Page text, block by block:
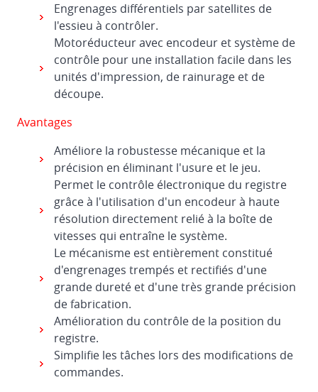
pour
imprimantes,
les
fendeuses
découpeuses
Module
transfert
intermédiaire
Engrenages différentiels par satellites de
l'essieu à contrôler.
Motoréducteur avec encodeur et système de
contrôle pour une installation facile dans les
unités d'impression, de rainurage et de
découpe.
Avantages
Améliore la robustesse mécanique et la
précision en éliminant l'usure et le jeu.
Permet le contrôle électronique du registre
grâce à l'utilisation d'un encodeur à haute
résolution directement relié à la boîte de
vitesses qui entraîne le système.
Le mécanisme est entièrement constitué
d'engrenages trempés et rectifiés d'une
grande dureté et d'une très grande précision
de fabrication.
Amélioration du contrôle de la position du
registre.
Simplifie les tâches lors des modifications de
commandes.